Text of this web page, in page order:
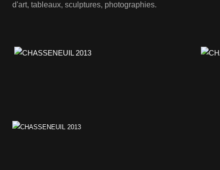
d'art, tableaux, sculptures, photographies.